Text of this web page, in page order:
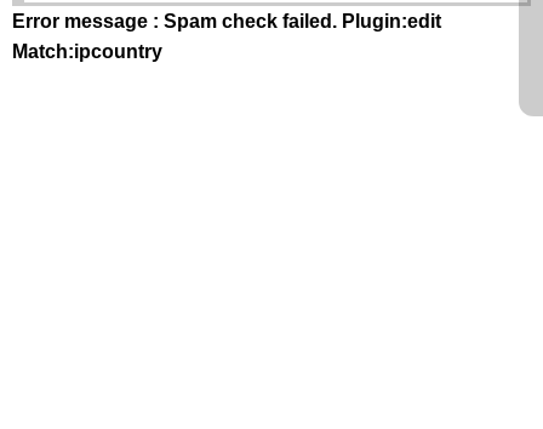
Error message : Spam check failed. Plugin:edit
Match:ipcountry